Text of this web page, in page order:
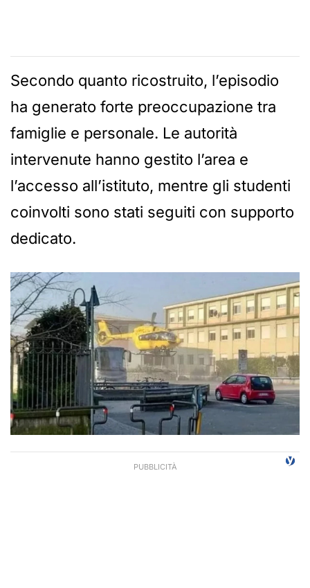
Secondo quanto ricostruito, l’episodio
ha generato forte preoccupazione tra
famiglie e personale. Le autorità
intervenute hanno gestito l’area e
l’accesso all’istituto, mentre gli studenti
coinvolti sono stati seguiti con supporto
dedicato.